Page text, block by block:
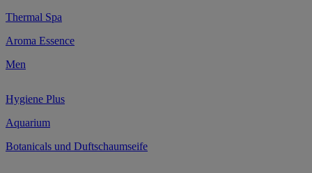
Thermal Spa
Aroma Essence
Men
Hygiene Plus
Aquarium
Botanicals und Duftschaumseife